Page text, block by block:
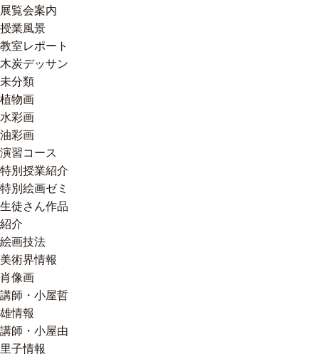
展覧会案内
授業風景
教室レポート
木炭デッサン
未分類
植物画
水彩画
油彩画
演習コース
特別授業紹介
特別絵画ゼミ
生徒さん作品
紹介
絵画技法
美術界情報
肖像画
講師・小屋哲
雄情報
講師・小屋由
里子情報